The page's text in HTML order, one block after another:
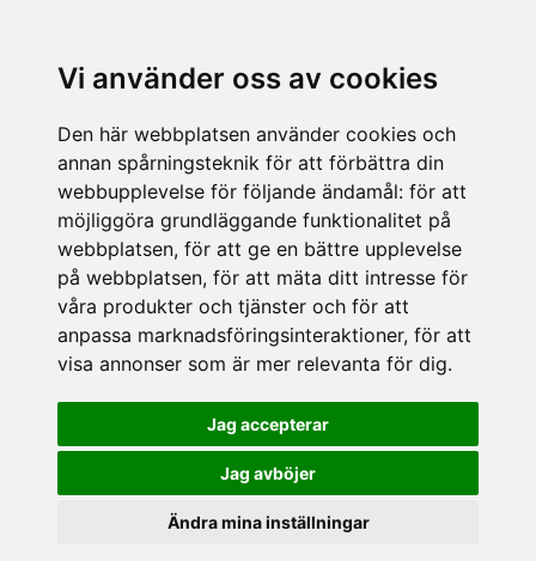
Vi använder oss av cookies
Den här webbplatsen använder cookies och
annan spårningsteknik för att förbättra din
webbupplevelse för följande ändamål: för att
möjliggöra grundläggande funktionalitet på
webbplatsen, för att ge en bättre upplevelse
på webbplatsen, för att mäta ditt intresse för
våra produkter och tjänster och för att
anpassa marknadsföringsinteraktioner, för att
visa annonser som är mer relevanta för dig.
Jag accepterar
Jag avböjer
Ändra mina inställningar